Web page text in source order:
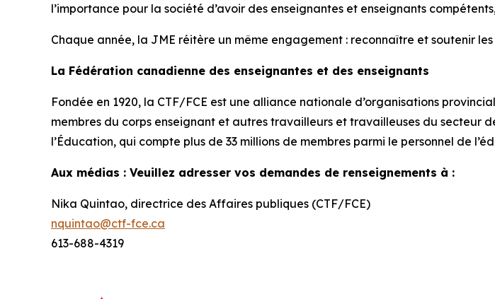
l’importance pour la société d’avoir des enseignantes et enseignants
Chaque année, la JME réitère un même engagement : reconnaître et soutenir
La Fédération canadienne des enseignantes et des enseignants
Fondée en 1920, la CTF/FCE est une alliance nationale d’organisations
membres du corps enseignant et autres travailleurs et travailleuses du secteur
l’Éducation, qui compte plus de 33 millions de membres parmi le personnel de
Aux médias : Veuillez adresser vos demandes de renseignements à :
Nika Quintao, directrice des Affaires publiques (CTF/FCE)
nquintao@ctf-fce.ca
613-688-4319